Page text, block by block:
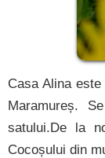
Casa Alina
Maramureș.
satului.De la
Cocoșului din